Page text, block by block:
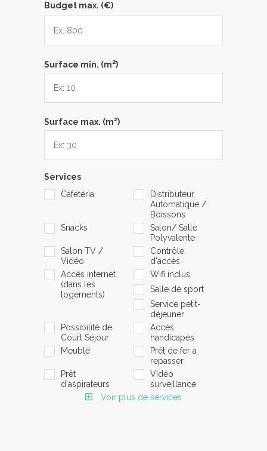
Budget max. (€)
Surface min. (m2)
Surface max. (m2)
Services
Cafétéria
Distributeur
Automatique /
Boissons
Snacks
Salon/ Salle
Polyvalente
Salon TV /
Vidéo
Contrôle
d'accès
Accès internet
(dans les
logements)
Wifi inclus
Salle de sport
Service petit-
déjeuner
Possibilité de
Court Séjour
Accès
handicapés
Meublé
Prêt de fer à
repasser
Prêt
d'aspirateurs
Vidéo
surveillance
Voir plus de services